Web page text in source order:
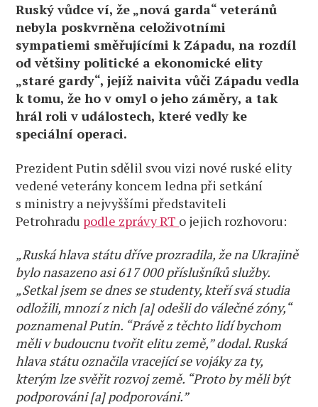
Ruský vůdce ví, že „nová garda“ veteránů
nebyla poskvrněna celoživotními
sympatiemi směřujícími k Západu, na rozdíl
od většiny politické a ekonomické elity
„staré gardy“, jejíž naivita vůči Západu vedla
k tomu, že ho v omyl o jeho záměry, a tak
hrál roli v událostech, které vedly ke
speciální operaci.
Prezident Putin sdělil svou vizi nové ruské elity
vedené veterány koncem ledna při setkání
s ministry a nejvyššími představiteli
Petrohradu podle zprávy RT o jejich rozhovoru:
„Ruská hlava státu dříve prozradila, že na Ukrajině
bylo nasazeno asi 617 000 příslušníků služby.
„Setkal jsem se dnes se studenty, kteří svá studia
odložili, mnozí z nich [a] odešli do válečné zóny,“
poznamenal Putin. “Právě z těchto lidí bychom
měli v budoucnu tvořit elitu země,” dodal. Ruská
hlava státu označila vracející se vojáky za ty,
kterým lze svěřit rozvoj země. “Proto by měli být
podporováni [a] podporováni.”